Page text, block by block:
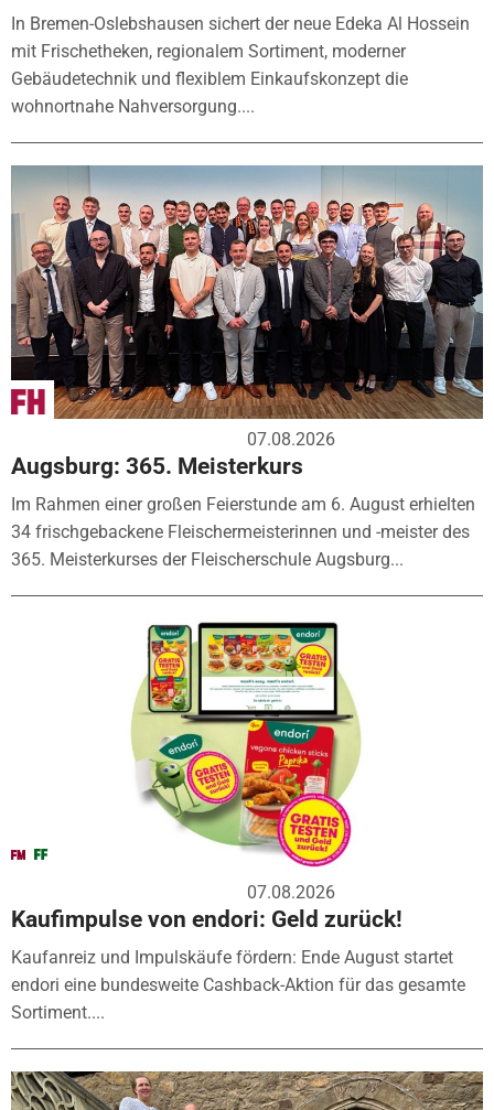
In Bremen-Oslebshausen sichert der neue Edeka Al Hossein
mit Frischetheken, regionalem Sortiment, moderner
Gebäudetechnik und flexiblem Einkaufskonzept die
wohnortnahe Nahversorgung....
07.08.2026
Augsburg: 365. Meisterkurs
Im Rahmen einer großen Feierstunde am 6. August erhielten
34 frischgebackene Fleischermeisterinnen und -meister des
365. Meisterkurses der Fleischerschule Augsburg...
07.08.2026
Kaufimpulse von endori: Geld zurück!
Kaufanreiz und Impulskäufe fördern: Ende August startet
endori eine bundesweite Cashback-Aktion für das gesamte
Sortiment....